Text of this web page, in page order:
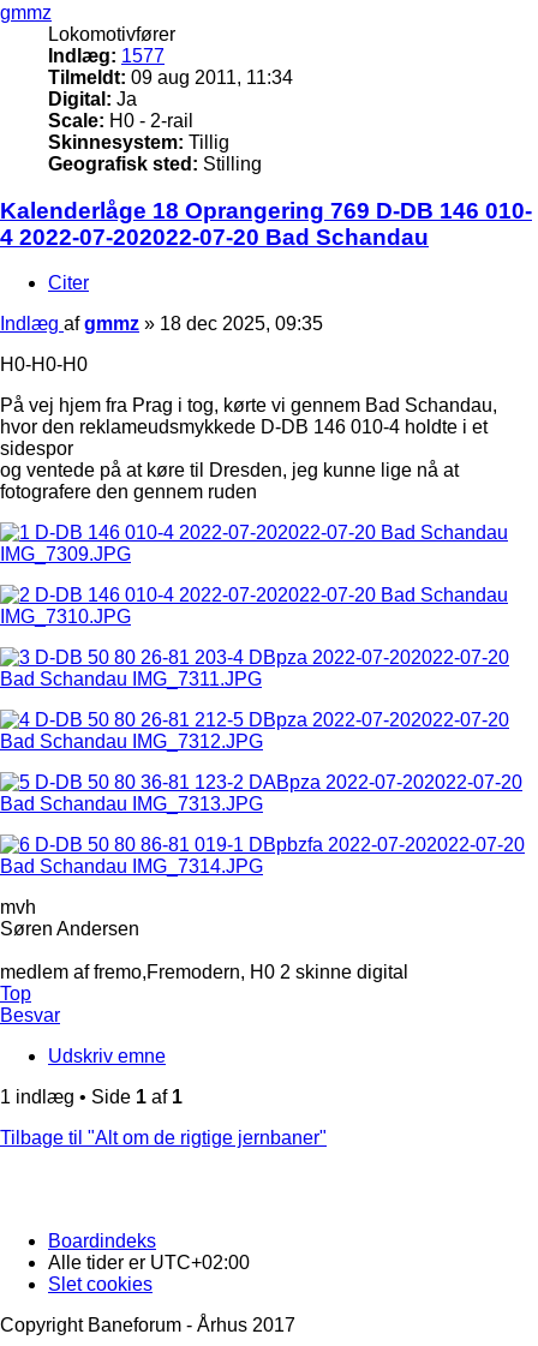
gmmz
Lokomotivfører
Indlæg: 1577
Tilmeldt: 09 aug 2011, 11:34
Digital: Ja
Scale: H0 - 2-rail
Skinnesystem: Tillig
Geografisk sted: Stilling
Kalenderlåge 18 Oprangering 769 D-DB 146 010-
4 2022-07-202022-07-20 Bad Schandau
Citer
Indlæg afgmmz » 18 dec 2025, 09:35
H0-H0-H0
På vej hjem fra Prag i tog, kørte vi gennem Bad Schandau,
hvor den reklameudsmykkede D-DB 146 010-4 holdte i et
sidespor
og ventede på at køre til Dresden, jeg kunne lige nå at
fotografere den gennem ruden
mvh
Søren Andersen
medlem af fremo,Fremodern, H0 2 skinne digital
Top
Besvar
Udskriv emne
1 indlæg • Side 1 af 1
Tilbage til "Alt om de rigtige jernbaner"
Boardindeks
Alle tider er UTC+02:00
Slet cookies
Copyright Baneforum - Århus 2017